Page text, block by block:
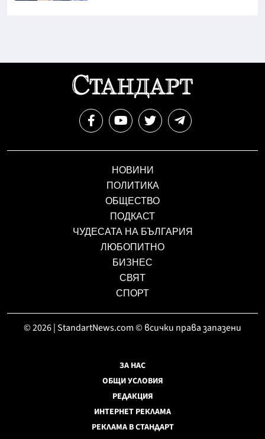
НОВИНИ
ПОЛИТИКА
ОБЩЕСТВО
ПОДКАСТ
ЧУДЕСАТА НА БЪЛГАРИЯ
ЛЮБОПИТНО
БИЗНЕС
СВЯТ
СПОРТ
© 2026 | StandartNews.com © всички права запазени
ЗА НАС
ОБЩИ УСЛОВИЯ
РЕДАКЦИЯ
ИНТЕРНЕТ РЕКЛАМА
РЕКЛАМА В СТАНДАРТ